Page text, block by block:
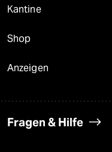
Kantine
Shop
Anzeigen
Fragen & Hilfe